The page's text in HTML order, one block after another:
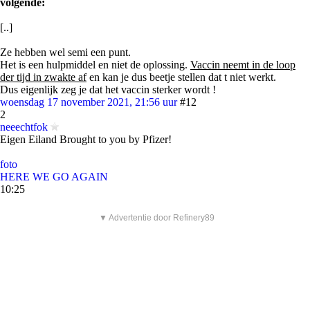
volgende:
[..]
Ze hebben wel semi een punt.
Het is een hulpmiddel en niet de oplossing. Vaccin neemt in de loop
der tijd in zwakte afen kan je dus beetje stellen dat t niet werkt.
Dus eigenlijk zeg je dat het vaccin sterker wordt !
woensdag 17 november 2021, 21:56 uur #12
2
neeechtfok
Eigen Eiland Brought to you by Pfizer!
foto
HERE WE GO AGAIN
10:25
▼ Advertentie door Refinery89